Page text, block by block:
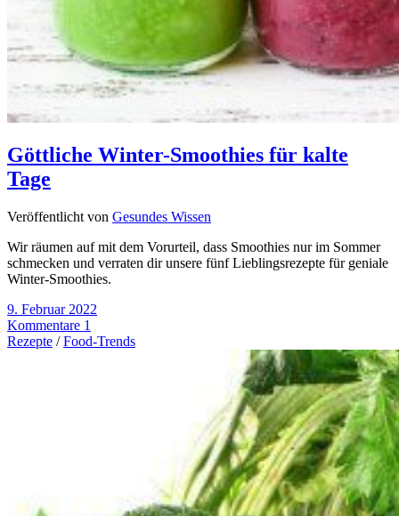
Göttliche Winter-Smoothies für kalte
Tage
Veröffentlicht von Gesundes Wissen
Wir räumen auf mit dem Vorurteil, dass Smoothies nur im Sommer
schmecken und verraten dir unsere fünf Lieblingsrezepte für geniale
Winter-Smoothies.
9. Februar 2022
Kommentare 1
Rezepte /Food-Trends